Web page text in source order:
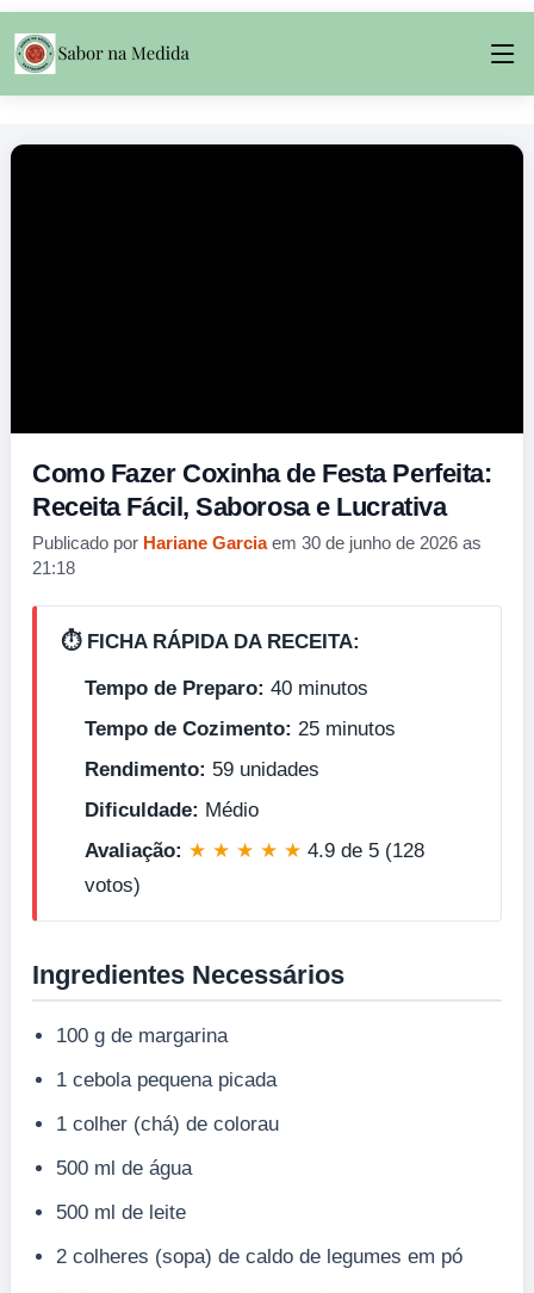
Como Fazer Coxinha de Festa Perfeita:
Receita Fácil, Saborosa e Lucrativa
Publicado por Hariane Garciaem 30 de junho de 2026 as
21:18
⏱️ FICHA RÁPIDA DA RECEITA:
Tempo de Preparo: 40 minutos
Tempo de Cozimento: 25 minutos
Rendimento: 59 unidades
Dificuldade: Médio
Avaliação: ★ ★ ★ ★ ★ 4.9 de 5 (128
votos)
Ingredientes Necessários
100 g de margarina
1 cebola pequena picada
1 colher (chá) de colorau
500 ml de água
500 ml de leite
2 colheres (sopa) de caldo de legumes em pó